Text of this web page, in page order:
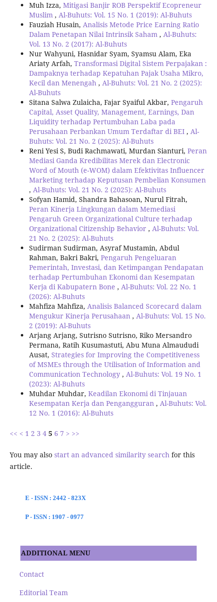
Muh Izza, Mitigasi Banjir ROB Perspektif Ecopreneur
Muslim , Al-Buhuts: Vol. 15 No. 1 (2019): Al-Buhuts
Fauziah Husain, Analisis Metode Price Earning Ratio
Dalam Penetapan Nilai Intrinsik Saham , Al-Buhuts:
Vol. 13 No. 2 (2017): Al-Buhuts
Nur Wahyuni, Hasnidar Syam, Syamsu Alam, Eka
Ariaty Arfah, Transformasi Digital Sistem Perpajakan :
Dampaknya terhadap Kepatuhan Pajak Usaha Mikro,
Kecil dan Menengah , Al-Buhuts: Vol. 21 No. 2 (2025):
Al-Buhuts
Sitana Salwa Zulaicha, Fajar Syaiful Akbar, Pengaruh
Capital, Asset Quality, Management, Earnings, Dan
Liquidity terhadap Pertumbuhan Laba pada
Perusahaan Perbankan Umum Terdaftar di BEI , Al-
Buhuts: Vol. 21 No. 2 (2025): Al-Buhuts
Reni Yesi S, Budi Rachmawati, Murdan Sianturi, Peran
Mediasi Ganda Kredibilitas Merek dan Electronic
Word of Mouth (e-WOM) dalam Efektivitas Influencer
Marketing terhadap Keputusan Pembelian Konsumen
, Al-Buhuts: Vol. 21 No. 2 (2025): Al-Buhuts
Sofyan Hamid, Shandra Bahasoan, Nurul Fitrah,
Peran Kinerja Lingkungan dalam Memediasi
Pengaruh Green Organizational Culture terhadap
Organizational Citizenship Behavior , Al-Buhuts: Vol.
21 No. 2 (2025): Al-Buhuts
Sudirman Sudirman, Asyraf Mustamin, Abdul
Rahman, Bakri Bakri, Pengaruh Pengeluaran
Pemerintah, Investasi, dan Ketimpangan Pendapatan
terhadap Pertumbuhan Ekonomi dan Kesempatan
Kerja di Kabupatern Bone , Al-Buhuts: Vol. 22 No. 1
(2026): Al-Buhuts
Mahfiza Mahfiza, Analisis Balanced Scorecard dalam
Mengukur Kinerja Perusahaan , Al-Buhuts: Vol. 15 No.
2 (2019): Al-Buhuts
Arjang Arjang, Sutrisno Sutrisno, Riko Mersandro
Permana, Ratih Kusumastuti, Abu Muna Almaududi
Ausat, Strategies for Improving the Competitiveness
of MSMEs through the Utilisation of Information and
Communication Technology , Al-Buhuts: Vol. 19 No. 1
(2023): Al-Buhuts
Muhdar Muhdar, Keadilan Ekonomi di Tinjauan
Kesempatan Kerja dan Pengangguran , Al-Buhuts: Vol.
12 No. 1 (2016): Al-Buhuts
<< < 1 2 3 4 5 6 7 > >>
You may also start an advanced similarity searchfor this
article.
E - ISSN : 2442 - 823X
P - ISSN : 1907 - 0977
ADDITIONAL MENU
Contact
Editorial Team